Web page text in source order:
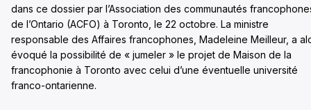
dans ce dossier par l’Association des communautés
de l’Ontario (ACFO) à Toronto, le 22 octobre. La ministre
responsable des Affaires francophones, Madeleine Meilleur, a
évoqué la possibilité de « jumeler » le projet de Maison de la
francophonie à Toronto avec celui d’une éventuelle université
franco-ontarienne.